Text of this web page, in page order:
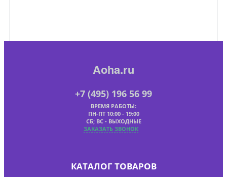
Aoha.ru
+7 (495) 196 56 99
ВРЕМЯ РАБОТЫ:
ПН-ПТ 10:00 - 19:00
СБ; ВС - ВЫХОДНЫЕ
ЗАКАЗАТЬ ЗВОНОК
КАТАЛОГ ТОВАРОВ